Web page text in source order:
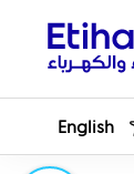
English